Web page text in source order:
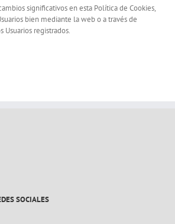
significativos en esta Política de Cookies,
bien mediante la web o a través de
registrados.
SOCIALES